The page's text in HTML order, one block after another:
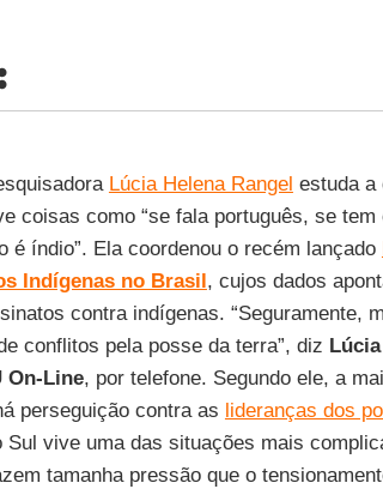
Lúcia Helena Rangel estuda a
coisas como “se fala português, se
é índio”. Ela coordenou o recém lançado
Indígenas no Brasil, cujos dados
contra indígenas. “Seguramente,
conflitos pela posse da terra”, diz Lúcia
On-Line, por telefone. Segundo ele, a
perseguição contra as lideranças dos
Sul vive uma das situações mais
tamanha pressão que o